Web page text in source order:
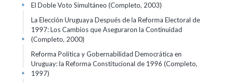
El Doble Voto Simultáneo (Completo, 2003)
+
La Elección Uruguaya Después de la Reforma Electoral de
1997: Los Cambios que Aseguraron la Continuidad
(Completo, 2000)
+
Reforma Política y Gobernabilidad Democrática en
Uruguay: la Reforma Constitucional de 1996 (Completo,
1997)
+